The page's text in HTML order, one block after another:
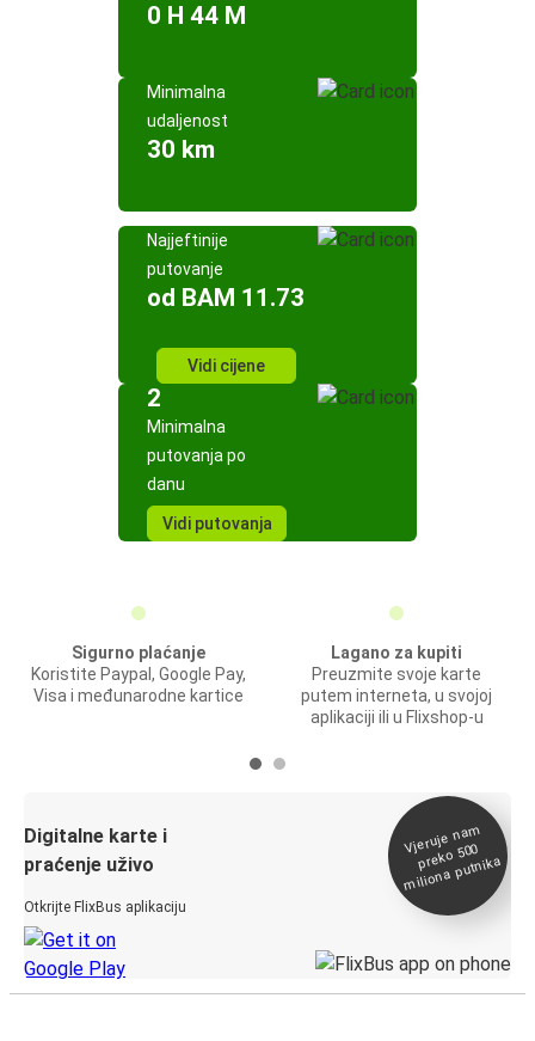
0 H 44 M
Minimalna
udaljenost
30 km
Najjeftinije
putovanje
od BAM 11.73
Vidi cijene
2
Minimalna
putovanja po
danu
Vidi putovanja
Sigurno plaćanje
Koristite Paypal, Google Pay,
Visa i međunarodne kartice
Lagano za kupiti
Preuzmite svoje karte
putem interneta, u svojoj
aplikaciji ili u Flixshop-u
Digitalne karte i
praćenje uživo
Otkrijte FlixBus aplikaciju
Vjeruje na
m
preko 500
miliona putnika